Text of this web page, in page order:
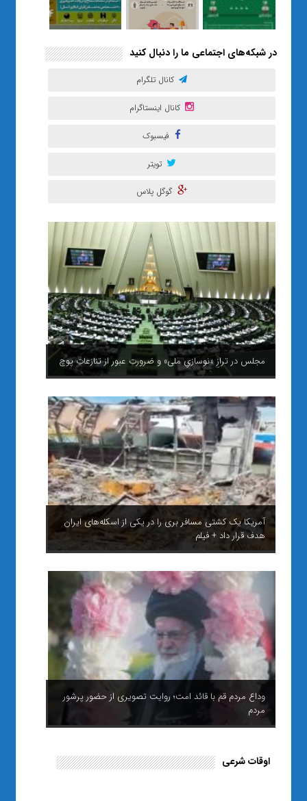
در شبکه‌های اجتماعی ما را دنبال کنید
کانال تلگرام
کانال اینستاگرام
فیسبوک
تویتر
گوگل پلاس
مجلس در ترازِ «نوسازیِ ملی» و ضرورتِ عبور از تنازعاتِ پوچ
آمریکا یک کشتی مسافر بری را در یکی از اسکله‌های ایران
هدف قرار داد + فیلم
وداع مردم قم با قائد امت؛ روایت تصویری از حضور پرشور
مردم
اوقات شرعی